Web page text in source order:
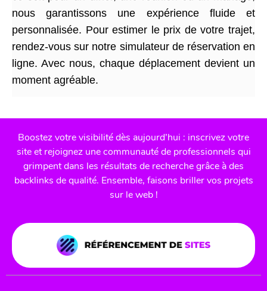
nous garantissons une expérience fluide et
personnalisée. Pour estimer le prix de votre trajet,
rendez-vous sur notre simulateur de réservation en
ligne. Avec nous, chaque déplacement devient un
moment agréable.
Boostez votre visibilité dès aujourd’hui : inscrivez votre
site et rejoignez une communauté de professionnels qui
grimpent dans les résultats de recherche grâce à des
backlinks de qualité. Ensemble, faisons briller vos projets
sur le web !